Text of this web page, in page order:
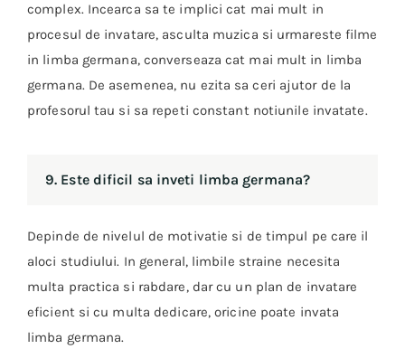
complex. Incearca sa te implici cat mai mult in
procesul de invatare, asculta muzica si urmareste filme
in limba germana, converseaza cat mai mult in limba
germana. De asemenea, nu ezita sa ceri ajutor de la
profesorul tau si sa repeti constant notiunile invatate.
9. Este dificil sa inveti limba germana?
Depinde de nivelul de motivatie si de timpul pe care il
aloci studiului. In general, limbile straine necesita
multa practica si rabdare, dar cu un plan de invatare
eficient si cu multa dedicare, oricine poate invata
limba germana.